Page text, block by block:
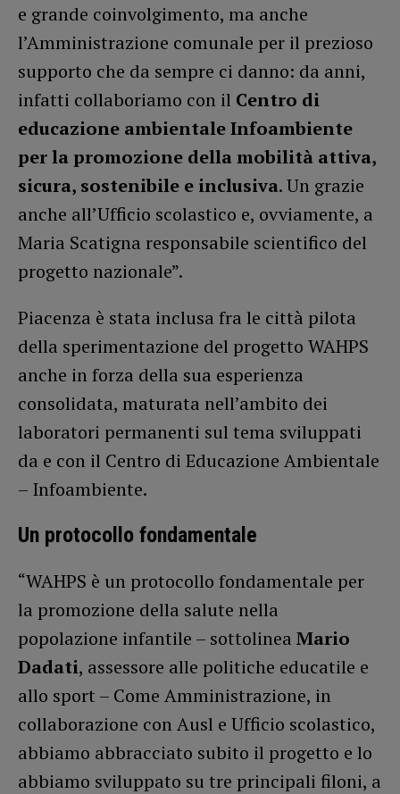
e grande coinvolgimento, ma anche
l’Amministrazione comunale per il prezioso
supporto che da sempre ci danno: da anni,
infatti collaboriamo con il Centro di
educazione ambientale Infoambiente
per la promozione della mobilità attiva,
sicura, sostenibile e inclusiva. Un grazie
anche all’Ufficio scolastico e, ovviamente, a
Maria Scatigna responsabile scientifico del
progetto nazionale”.
Piacenza è stata inclusa fra le città pilota
della sperimentazione del progetto WAHPS
anche in forza della sua esperienza
consolidata, maturata nell’ambito dei
laboratori permanenti sul tema sviluppati
da e con il Centro di Educazione Ambientale
– Infoambiente.
Un protocollo fondamentale
“WAHPS è un protocollo fondamentale per
la promozione della salute nella
popolazione infantile – sottolinea Mario
Dadati, assessore alle politiche educatile e
allo sport – Come Amministrazione, in
collaborazione con Ausl e Ufficio scolastico,
abbiamo abbracciato subito il progetto e lo
abbiamo sviluppato su tre principali filoni, a